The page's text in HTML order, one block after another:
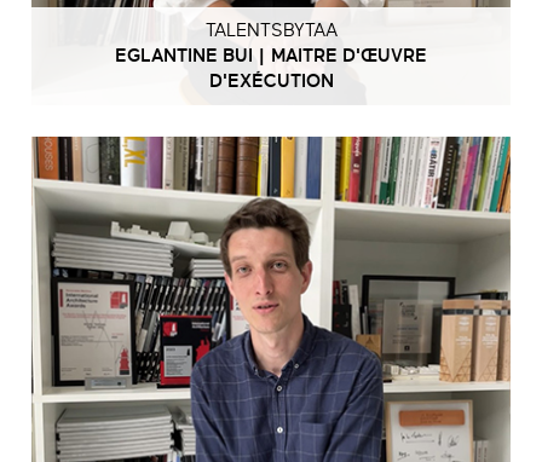
TALENTSBYTAA
EGLANTINE BUI | MAITRE D'ŒUVRE
D'EXÉCUTION